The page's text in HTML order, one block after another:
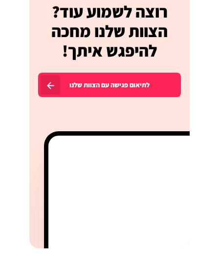
רוצה לשמוע עוד?
הצוות שלנו מחכה
להיפגש איתך!
לתיאום פגישה עם הצוות שלנו